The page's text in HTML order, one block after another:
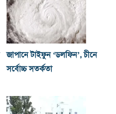
জাপানে টাইফুন ‘ডলফিন’, চীনে
সর্বোচ্চ সতর্কতা